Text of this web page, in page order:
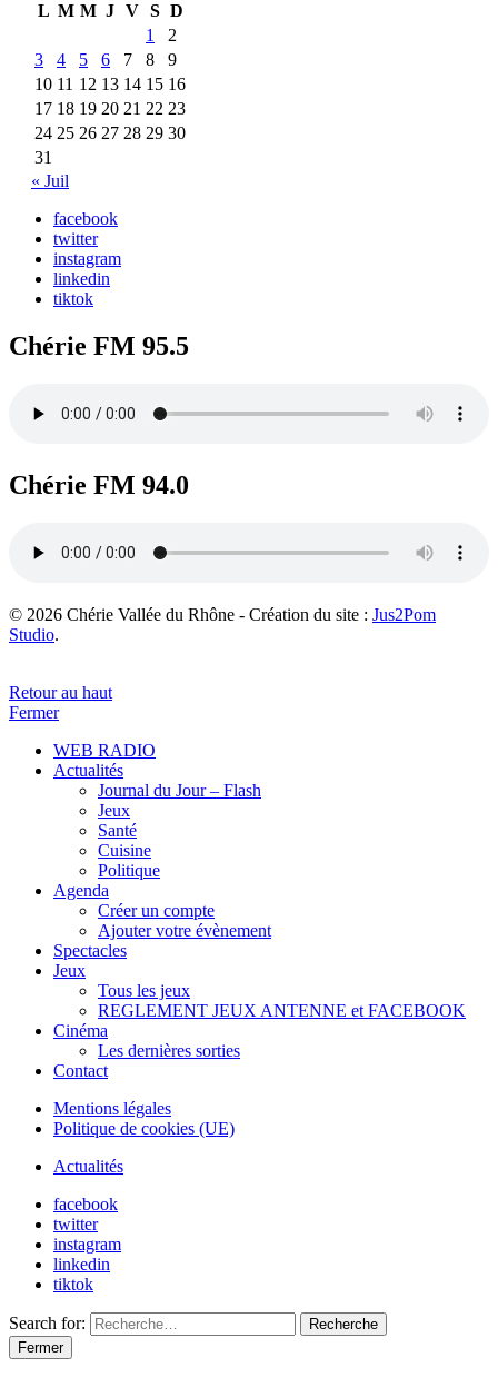
L M M J V S D
1
2
3
4 5 6 7 8
9
10 11 12 13 14 15 16
17 18 19 20 21 22 23
24 25 26 27 28 29 30
31
« Juil
facebook
twitter
instagram
linkedin
tiktok
Chérie FM 95.5
Chérie FM 94.0
© 2026 Chérie Vallée du Rhône - Création du site : Jus2Pom
Studio.
Retour au haut
Fermer
WEB RADIO
Actualités
Journal du Jour – Flash
Jeux
Santé
Cuisine
Politique
Agenda
Créer un compte
Ajouter votre évènement
Spectacles
Jeux
Tous les jeux
REGLEMENT JEUX ANTENNE et FACEBOOK
Cinéma
Les dernières sorties
Contact
Mentions légales
Politique de cookies (UE)
Actualités
facebook
twitter
instagram
linkedin
tiktok
Search for:
Recherche
Fermer